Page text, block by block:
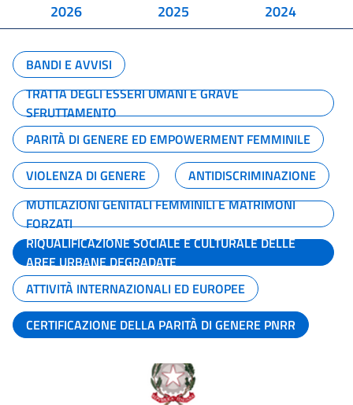
2026 2025 2024
BANDI E AVVISI
TRATTA DEGLI ESSERI UMANI E GRAVE
SFRUTTAMENTO
PARITÀ DI GENERE ED EMPOWERMENT FEMMINILE
VIOLENZA DI GENERE
ANTIDISCRIMINAZIONE
MUTILAZIONI GENITALI FEMMINILI E MATRIMONI
FORZATI
RIQUALIFICAZIONE SOCIALE E CULTURALE DELLE
AREE URBANE DEGRADATE
ATTIVITÀ INTERNAZIONALI ED EUROPEE
CERTIFICAZIONE DELLA PARITÀ DI GENERE PNRR